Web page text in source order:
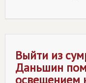
Выйти из
Даньшин
освещением